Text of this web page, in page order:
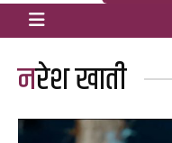
नरेश खाती